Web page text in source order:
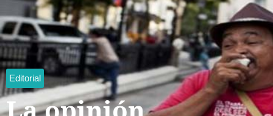
Editorial